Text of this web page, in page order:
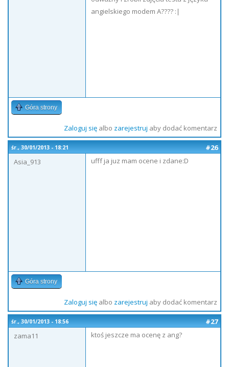
angielskiego modem A???? :|
Góra strony
Zaloguj sięalbo zarejestruj aby dodać komentarz
śr., 30/01/2013 - 18:21
#26
Asia_913
ufff ja juz mam ocene i zdane:D
Góra strony
Zaloguj sięalbo zarejestruj aby dodać komentarz
śr., 30/01/2013 - 18:56
#27
zama11
ktoś jeszcze ma ocenę z ang?